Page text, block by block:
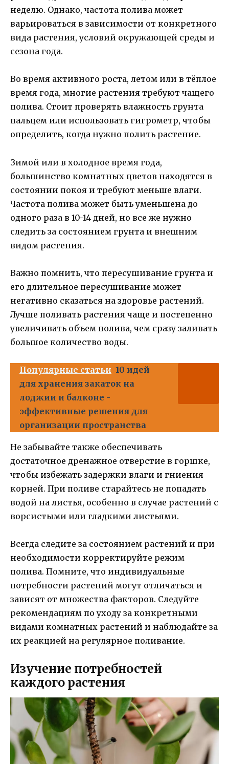
неделю. Однако, частота полива может
варьироваться в зависимости от конкретного
вида растения, условий окружающей среды и
сезона года.
Во время активного роста, летом или в тёплое
время года, многие растения требуют чащего
полива. Стоит проверять влажность грунта
пальцем или использовать гигрометр, чтобы
определить, когда нужно полить растение.
Зимой или в холодное время года,
большинство комнатных цветов находятся в
состоянии покоя и требуют меньше влаги.
Частота полива может быть уменьшена до
одного раза в 10-14 дней, но все же нужно
следить за состоянием грунта и внешним
видом растения.
Важно помнить, что пересушивание грунта и
его длительное пересушивание может
негативно сказаться на здоровье растений.
Лучше поливать растения чаще и постепенно
увеличивать объем полива, чем сразу заливать
большое количество воды.
Популярные статьи 10 идей
для хранения закаток на
лоджии и балконе -
эффективные решения для
организации пространства
Не забывайте также обеспечивать
достаточное дренажное отверстие в горшке,
чтобы избежать задержки влаги и гниения
корней. При поливе старайтесь не попадать
водой на листья, особенно в случае растений с
ворсистыми или гладкими листьями.
Всегда следите за состоянием растений и при
необходимости корректируйте режим
полива. Помните, что индивидуальные
потребности растений могут отличаться и
зависят от множества факторов. Следуйте
рекомендациям по уходу за конкретными
видами комнатных растений и наблюдайте за
их реакцией на регулярное поливание.
Изучение потребностей
каждого растения